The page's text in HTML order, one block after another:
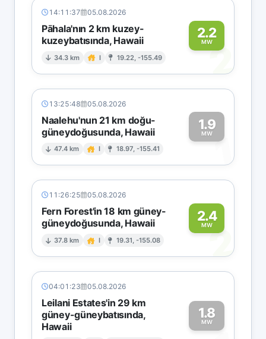
14:11:37 05.08.2026
Pāhala'nın 2 km kuzey-
kuzeybatısında, Hawaii
34.3 km I 19.22, -155.49
2.2
MW
2
13:25:48 05.08.2026
Naalehu'nun 21 km doğu-
güneydoğusunda, Hawaii
47.4 km I 18.97, -155.41
1.9
MW1
11:26:25 05.08.2026
Fern Forest'in 18 km güney-
güneydoğusunda, Hawaii
37.8 km I 19.31, -155.08
2.4
MW2
04:01:23 05.08.2026
Leilani Estates'in 29 km
güney-güneybatısında,
Hawaii
1.8
MW